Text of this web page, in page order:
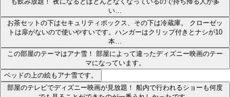
い…
お茶セットの下はセキュリティボックス、その下は冷蔵庫。 クローゼッ
トは扉がないので使いやすいです。ハンガーはクリップ付きとナシが10
本…
この部屋のテーマはアナ雪！ 部屋によって違ったディズニー映画のテー
マになっています。
ベッドの上の絵もアナ雪です。
部屋のテレビでディズニー映画が見放題！ 船内で行われるショーも何度